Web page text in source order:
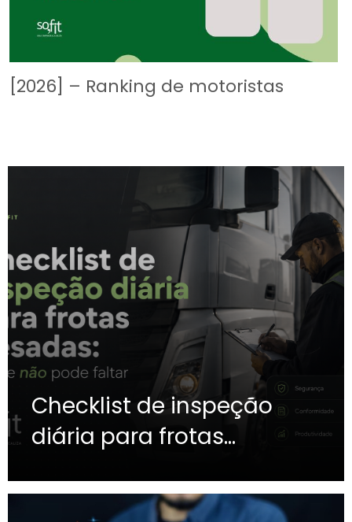
[2026] – Ranking de motoristas
Checklist de inspeção
diária para frotas
faltar